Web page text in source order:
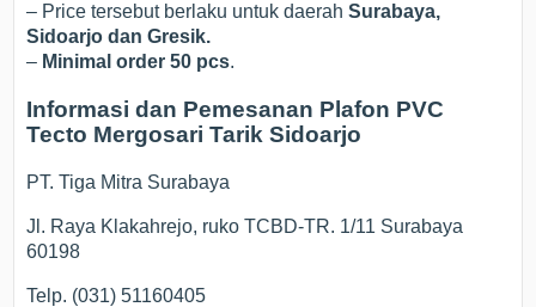
– Price tersebut berlaku untuk daerahSurabaya,
Sidoarjo dan Gresik.
– Minimal order 50 pcs.
Informasi dan Pemesanan Plafon PVC
Tecto Mergosari Tarik Sidoarjo
PT. Tiga Mitra Surabaya
Jl. Raya Klakahrejo, ruko TCBD-TR. 1/11 Surabaya
60198
Telp. (031) 51160405